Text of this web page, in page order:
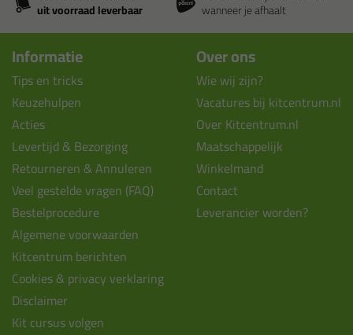
uit voorraad leverbaar wanneer je afhaalt
Informatie
Tips en tricks
Keuzehulpen
Acties
Levertijd & Bezorging
Retourneren & Annuleren
Veel gestelde vragen (FAQ)
Bestelprocedure
Algemene voorwaarden
Kitcentrum berichten
Cookies & privacy verklaring
Disclaimer
Kit cursus volgen
Over ons
Wie wij zijn?
Vacatures bij kitcentrum.nl
Over Kitcentrum.nl
Maatschappelijk
Winkelmand
Contact
Leverancier worden?